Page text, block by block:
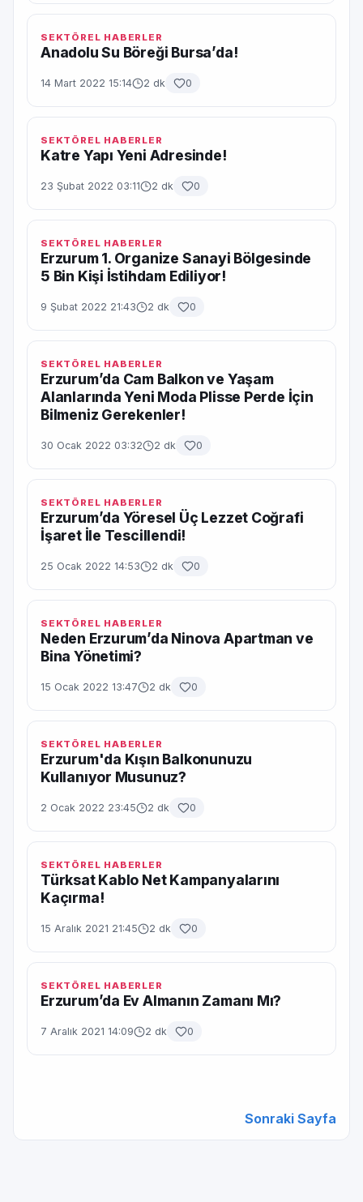
SEKTÖREL HABERLER
Anadolu Su Böreği Bursa’da!
14 Mart 2022 15:14 2 dk 0
SEKTÖREL HABERLER
Katre Yapı Yeni Adresinde!
23 Şubat 2022 03:11 2 dk 0
SEKTÖREL HABERLER
Erzurum 1. Organize Sanayi Bölgesinde
5 Bin Kişi İstihdam Ediliyor!
9 Şubat 2022 21:43 2 dk 0
SEKTÖREL HABERLER
Erzurum’da Cam Balkon ve Yaşam
Alanlarında Yeni Moda Plisse Perde İçin
Bilmeniz Gerekenler!
30 Ocak 2022 03:32 2 dk 0
SEKTÖREL HABERLER
Erzurum’da Yöresel Üç Lezzet Coğrafi
İşaret İle Tescillendi!
25 Ocak 2022 14:53 2 dk 0
SEKTÖREL HABERLER
Neden Erzurum’da Ninova Apartman ve
Bina Yönetimi?
15 Ocak 2022 13:47 2 dk 0
SEKTÖREL HABERLER
Erzurum'da Kışın Balkonunuzu
Kullanıyor Musunuz?
2 Ocak 2022 23:45 2 dk 0
SEKTÖREL HABERLER
Türksat Kablo Net Kampanyalarını
Kaçırma!
15 Aralık 2021 21:45 2 dk 0
SEKTÖREL HABERLER
Erzurum’da Ev Almanın Zamanı Mı?
7 Aralık 2021 14:09 2 dk 0
Sonraki Sayfa